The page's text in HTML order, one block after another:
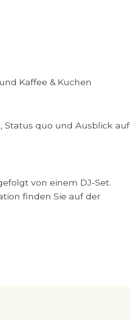
Kaffee & Kuchen
Status quo und Ausblick
von einem DJ-Set.
finden Sie auf der